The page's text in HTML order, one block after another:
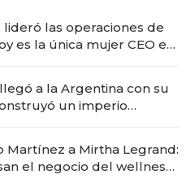
las operaciones de
es la única mujer CEO en
a la Argentina con su
un imperio
Martínez a Mirtha Legrand:
el negocio del wellness